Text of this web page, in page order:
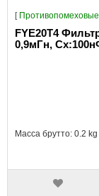
[
FYE20T4
0,9мГн,
Масса брутто: 0.2